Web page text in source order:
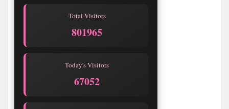
Total Visitors
801965
Today's Visitors
67052